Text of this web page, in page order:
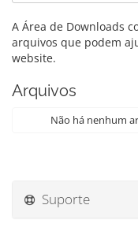
A Área de Downloads
arquivos que podem
website.
Arquivos
Não há nenhum
Suporte